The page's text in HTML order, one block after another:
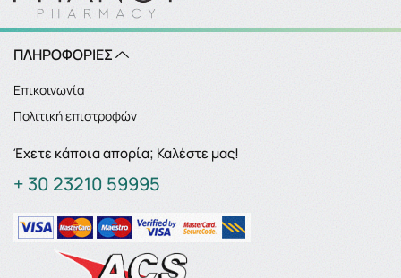
ΠΛΗΡΟΦΟΡΙΕΣ
Επικοινωνία
Πολιτική επιστροφών
Έχετε κάποια απορία; Καλέστε μας!
+ 30 23210 59995